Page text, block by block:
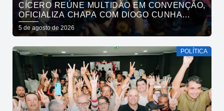
CÍCERO REÚNE MULTIDÃO EM CONVENÇÃO,
OFICIALIZA CHAPA COM DIOGO CUNHA
LIMA, VENEZIANO E ANDRÉ GADELHA E
CONVOCA PARAÍBA A DAR O PRÓXIMO
5 de agosto de 2026
POLÍTICA